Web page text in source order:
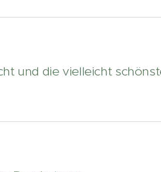
und die vielleicht